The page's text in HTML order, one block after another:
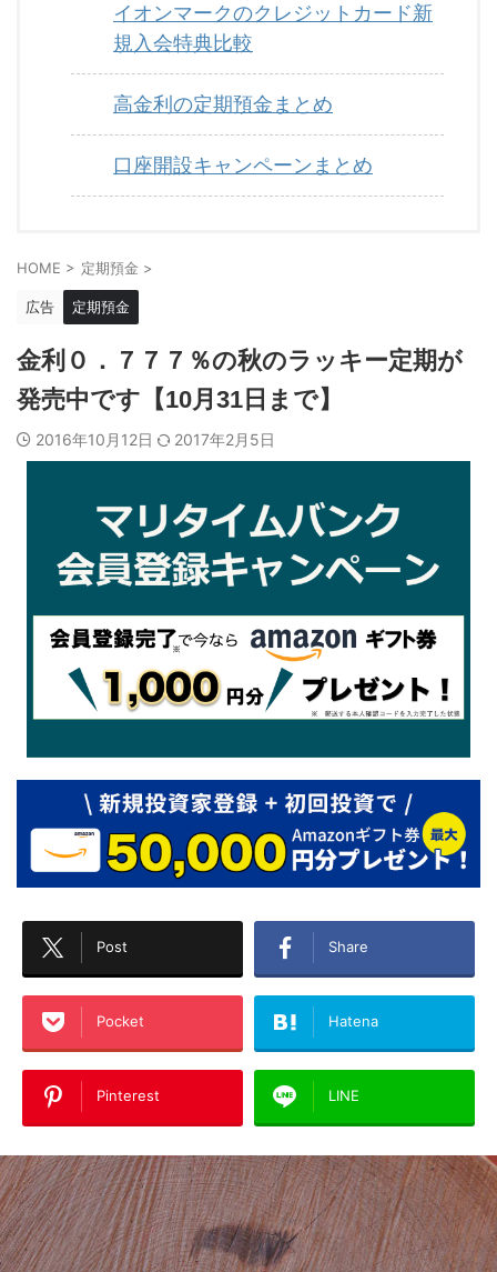
イオンマークのクレジットカード新
規入会特典比較
高金利の定期預金まとめ
口座開設キャンペーンまとめ
HOME > 定期預金 >
広告 定期預金
金利０．７７７％の秋のラッキー定期が
発売中です【10月31日まで】
2016年10月12日 2017年2月5日
Post Share
Pocket Hatena
Pinterest LINE